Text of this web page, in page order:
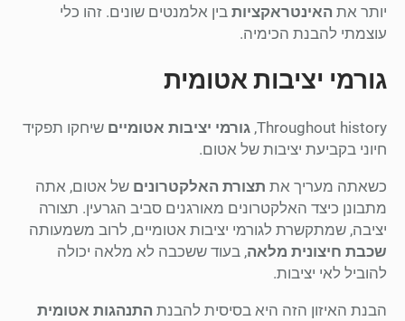
יותר את האינטראקציות בין אלמנטים שונים. זהו כלי
עוצמתי להבנת הכימיה.
גורמי יציבות אטומית
Throughout history, גורמי יציבות אטומיים שיחקו תפקיד
חיוני בקביעת יציבות של אטום.
כשאתה מעריך את תצורת האלקטרונים של אטום, אתה
מתבונן כיצד האלקטרונים מאורגנים סביב הגרעין. תצורה
יציבה, שמתקשרת לגורמי יציבות אטומיים, לרוב משמעותה
שכבת חיצונית מלאה, בעוד ששכבה לא מלאה יכולה
להוביל לאי יציבות.
הבנת האיזון הזה היא בסיסית להבנת התנהגות אטומית